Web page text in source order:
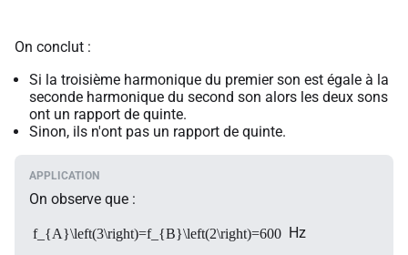
On conclut :
Si la troisième harmonique du premier son est égale à la
seconde harmonique du second son alors les deux sons
ont un rapport de quinte.
Sinon, ils n'ont pas un rapport de quinte.
On observe que :
f_{A}\left(3\right)=f_{B}\left(2\right)=600 Hz